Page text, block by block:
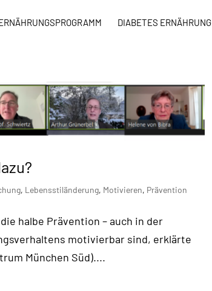
DIABETES ERNÄHRUNG
, Lebensstiländerung, Motivieren, Prävention
halbe Prävention – auch in der
motivierbar sind, erklärte
München Süd)....